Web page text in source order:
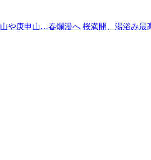
や庚申山…春爛漫へ 桜満開、湯浴み最